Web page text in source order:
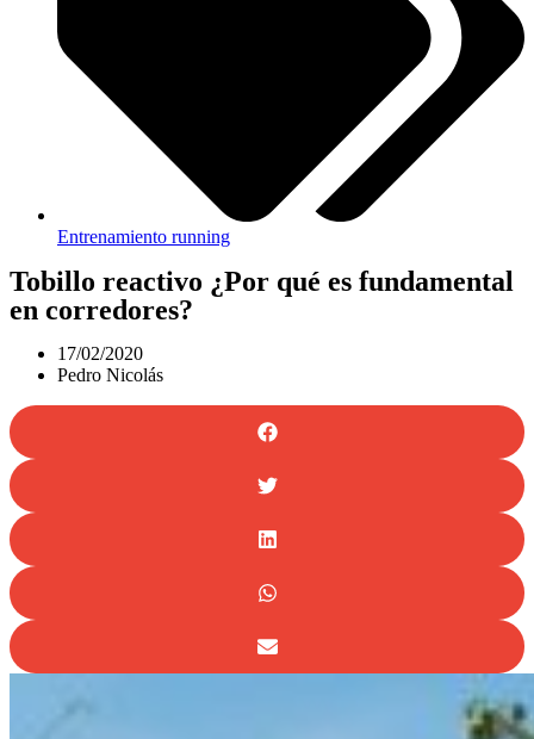
Entrenamiento running
Tobillo reactivo ¿Por qué es fundamental
en corredores?
17/02/2020
Pedro Nicolás